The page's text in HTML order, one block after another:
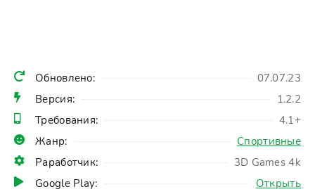
Обновлено:
07.07.23
Версия:
1.2.2
Требования:
4.1+
Жанр:
Спортивные
Раработчик:
3D Games 4k
Google Play:
Открыть